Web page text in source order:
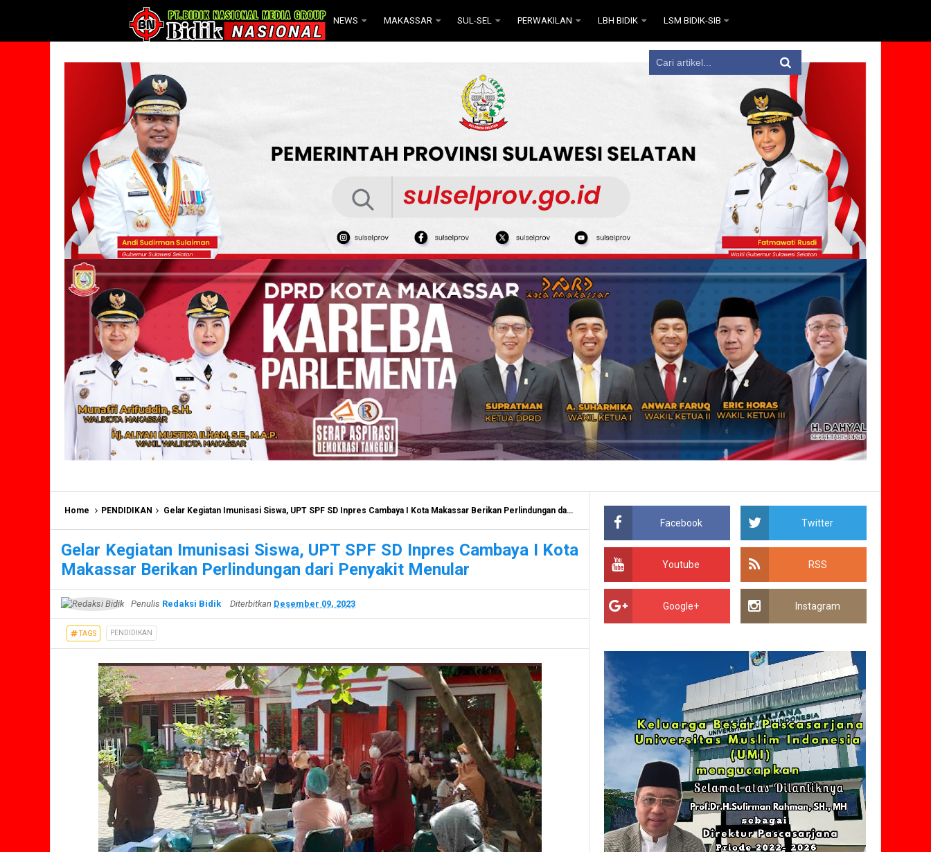
NEWS MAKASSAR SUL-SEL PERWAKILAN LBH BIDIK LSM BIDIK-SIB
Home PENDIDIKAN Gelar Kegiatan Imunisasi Siswa, UPT SPF SD Inpres Cambaya I Kota Makassar Berikan Perlindungan dari Penyakit Menular
Gelar Kegiatan Imunisasi Siswa, UPT SPF SD Inpres Cambaya I Kota
Makassar Berikan Perlindungan dari Penyakit Menular
Penulis Redaksi Bidik Diterbitkan Desember 09, 2023
TAGS PENDIDIKAN
Facebook Twitter
Youtube RSS
Google+ Instagram